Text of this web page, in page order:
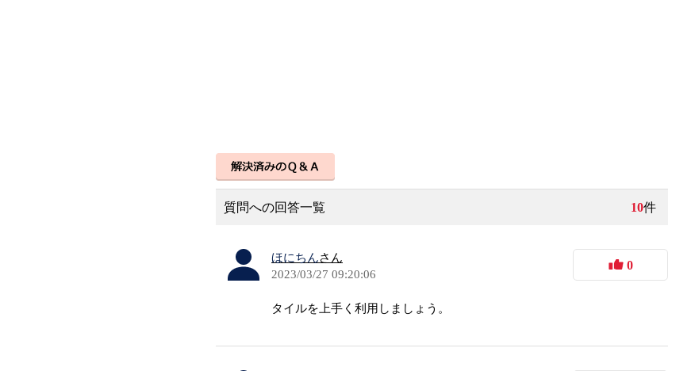
質問への回答一覧 10件
ほにちんさん
2023/03/27 09:20:06
0
タイルを上手く利用しましょう。